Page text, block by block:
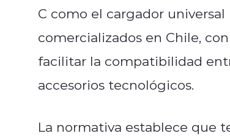
C como el cargador
comercializados en Chile,
facilitar la compatibilidad
accesorios tecnológicos.
La normativa establece que